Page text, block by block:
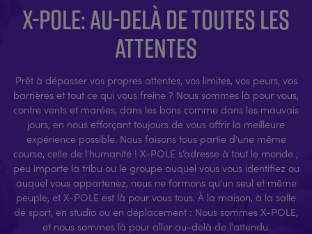
X-POLE: AU-DELÀ DE TOUTES LES
ATTENTES
Prêt à dépasser vos propres attentes, vos limites, vos peurs, vos
barrières et tout ce qui vous freine ? Nous sommes là pour vous,
contre vents et marées, dans les bons comme dans les mauvais
jours, en nous efforçant toujours de vous offrir la meilleure
expérience possible. Nous faisons tous partie d'une même
course, celle de l'humanité ! X-POLE s’adresse à tout le monde ;
peu importe la tribu ou le groupe auquel vous vous identifiez ou
auquel vous appartenez, nous ne formons qu'un seul et même
peuple, et X-POLE est là pour vous tous. À la maison, à la salle
de sport, en studio ou en déplacement : Nous sommes X-POLE,
et nous sommes là pour aller au-delà de l'attendu.